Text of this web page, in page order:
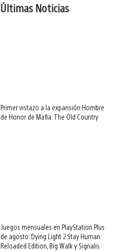
Últimas Noticias
Primer vistazo a la expansión Hombre
de Honor de Mafia: The Old Country
Juegos mensuales en PlayStation Plus
de agosto: Dying Light 2 Stay Human:
Reloaded Edition, Big Walk y Signalis